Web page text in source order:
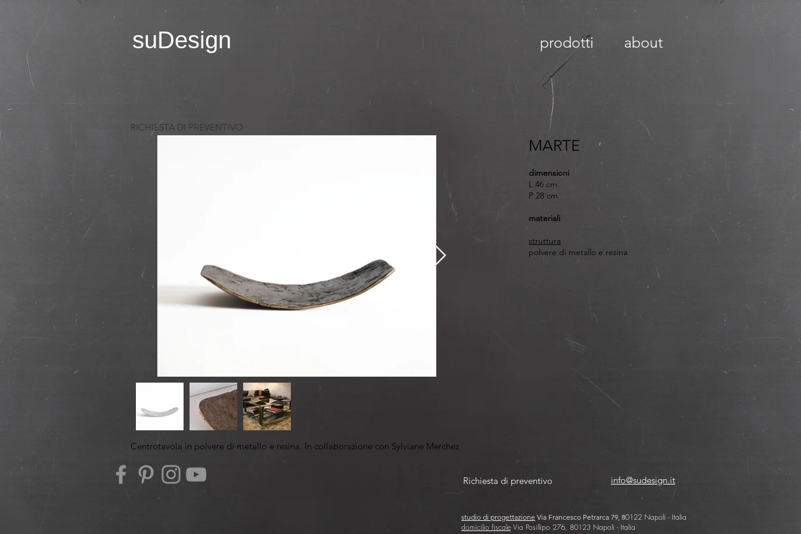
suDesign prodotti about
RICHIESTA DI PREVENTIVO
MARTE
dimensioni
L 46 cm
P 28 cm
materiali
struttura
polvere di metallo e resina
Centrotavola in polvere di metallo e resina. In collaborazione con Sylviane Merchez
Richiesta di preventivo info@sudesign.it
studio di progettazione Via Francesco Petrarca 79, 80122 Napoli - Italia
domicilio fiscale Via Posillipo 276, 80123 Napoli - Italia